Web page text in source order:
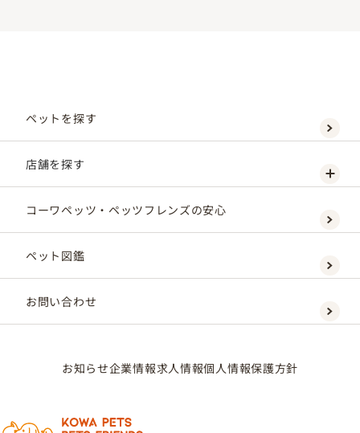
ペットを探す
店舗を探す
コーワペッツ・ペッツフレンズの安心
ペット図鑑
お問い合わせ
お知らせ企業情報求人情報個人情報保護方針